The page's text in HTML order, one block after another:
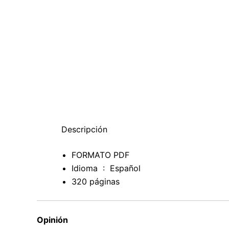
Descripción
FORMATO PDF
Idioma ‏ : ‎ Español
320 páginas
Opinión